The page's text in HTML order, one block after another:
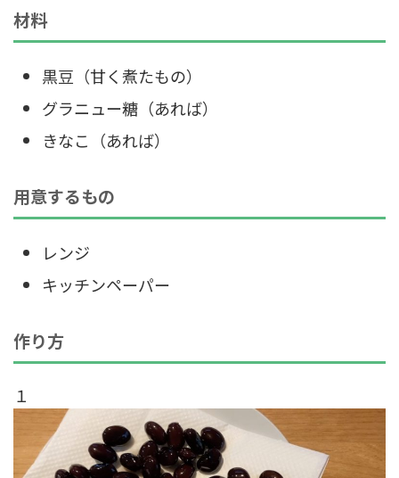
材料
黒豆（甘く煮たもの）
グラニュー糖（あれば）
きなこ（あれば）
用意するもの
レンジ
キッチンペーパー
作り方
１